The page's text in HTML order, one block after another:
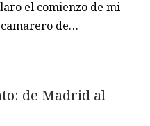
el comienzo de mi
de…
de Madrid al